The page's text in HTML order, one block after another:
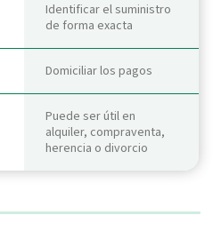
Identificar el suministro
de forma exacta
Domiciliar los pagos
Puede ser útil en
alquiler, compraventa,
herencia o divorcio